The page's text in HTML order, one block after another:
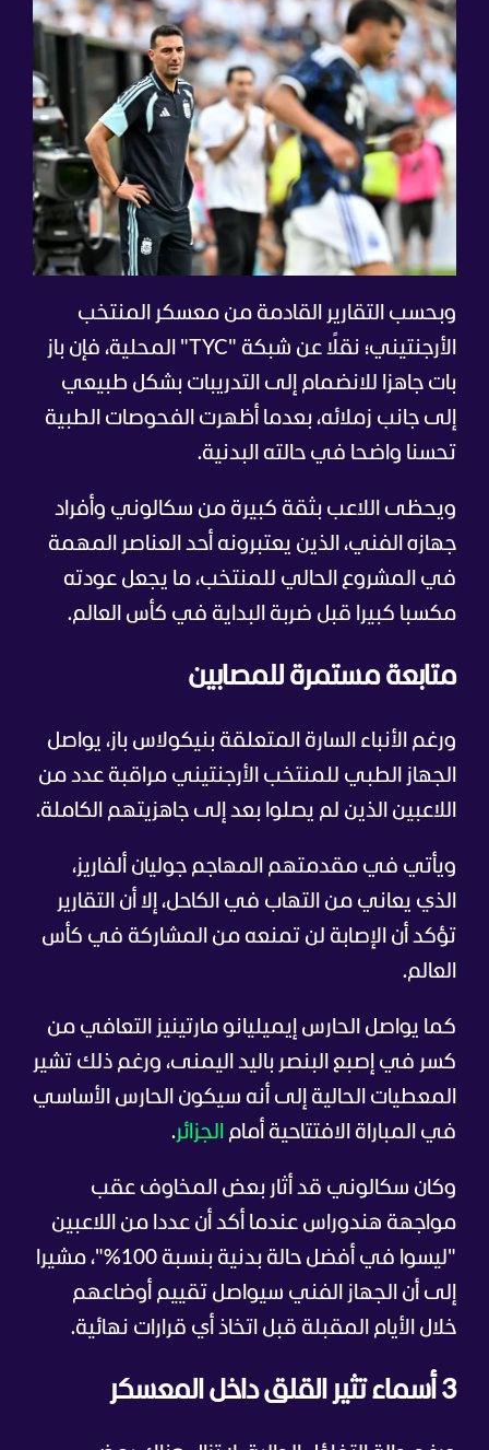
وبحسب التقارير القادمة من معسكر المنتخب
الأرجنتيني؛ نقلًا عن شبكة "TYC" المحلية، فإن باز
بات جاهزا للانضمام إلى التدريبات بشكل طبيعي
إلى جانب زملائه، بعدما أظهرت الفحوصات الطبية
تحسنا واضحا في حالته البدنية.
ويحظى اللاعب بثقة كبيرة من سكالوني وأفراد
جهازه الفني، الذين يعتبرونه أحد العناصر المهمة
في المشروع الحالي للمنتخب، ما يجعل عودته
مكسبا كبيرا قبل ضربة البداية في كأس العالم.
متابعة مستمرة للمصابين
ورغم الأنباء السارة المتعلقة بنيكولاس باز، يواصل
الجهاز الطبي للمنتخب الأرجنتيني مراقبة عدد من
اللاعبين الذين لم يصلوا بعد إلى جاهزيتهم الكاملة.
ويأتي في مقدمتهم المهاجم جوليان ألفاريز،
الذي يعاني من التهاب في الكاحل، إلا أن التقارير
تؤكد أن الإصابة لن تمنعه من المشاركة في كأس
العالم.
كما يواصل الحارس إيميليانو مارتينيز التعافي من
كسر في إصبع البنصر باليد اليمنى، ورغم ذلك تشير
المعطيات الحالية إلى أنه سيكون الحارس الأساسي
في المباراة الافتتاحية أمام الجزائر.
وكان سكالوني قد أثار بعض المخاوف عقب
مواجهة هندوراس عندما أكد أن عددا من اللاعبين
"ليسوا في أفضل حالة بدنية بنسبة 100%"، مشيرا
إلى أن الجهاز الفني سيواصل تقييم أوضاعهم
خلال الأيام المقبلة قبل اتخاذ أي قرارات نهائية.
3 أسماء تثير القلق داخل المعسكر